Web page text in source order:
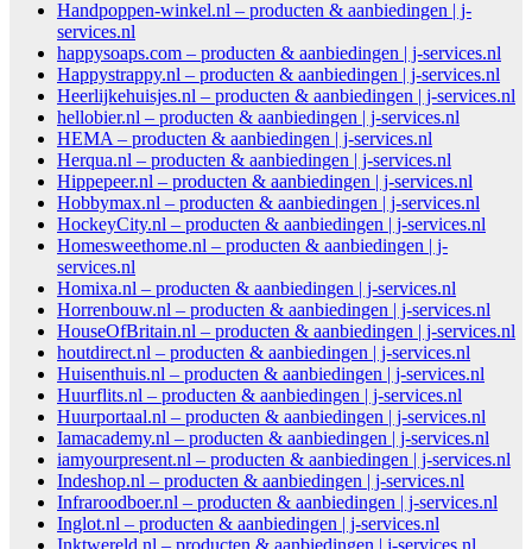
Handpoppen-winkel.nl – producten & aanbiedingen | j-
services.nl
happysoaps.com – producten & aanbiedingen | j-services.nl
Happystrappy.nl – producten & aanbiedingen | j-services.nl
Heerlijkehuisjes.nl – producten & aanbiedingen | j-services.nl
hellobier.nl – producten & aanbiedingen | j-services.nl
HEMA – producten & aanbiedingen | j-services.nl
Herqua.nl – producten & aanbiedingen | j-services.nl
Hippepeer.nl – producten & aanbiedingen | j-services.nl
Hobbymax.nl – producten & aanbiedingen | j-services.nl
HockeyCity.nl – producten & aanbiedingen | j-services.nl
Homesweethome.nl – producten & aanbiedingen | j-
services.nl
Homixa.nl – producten & aanbiedingen | j-services.nl
Horrenbouw.nl – producten & aanbiedingen | j-services.nl
HouseOfBritain.nl – producten & aanbiedingen | j-services.nl
houtdirect.nl – producten & aanbiedingen | j-services.nl
Huisenthuis.nl – producten & aanbiedingen | j-services.nl
Huurflits.nl – producten & aanbiedingen | j-services.nl
Huurportaal.nl – producten & aanbiedingen | j-services.nl
Iamacademy.nl – producten & aanbiedingen | j-services.nl
iamyourpresent.nl – producten & aanbiedingen | j-services.nl
Indeshop.nl – producten & aanbiedingen | j-services.nl
Infraroodboer.nl – producten & aanbiedingen | j-services.nl
Inglot.nl – producten & aanbiedingen | j-services.nl
Inktwereld.nl – producten & aanbiedingen | j-services.nl